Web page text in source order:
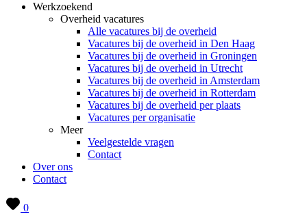
Werkzoekend
Overheid vacatures
Alle vacatures bij de overheid
Vacatures bij de overheid in Den Haag
Vacatures bij de overheid in Groningen
Vacatures bij de overheid in Utrecht
Vacatures bij de overheid in Amsterdam
Vacatures bij de overheid in Rotterdam
Vacatures bij de overheid per plaats
Vacatures per organisatie
Meer
Veelgestelde vragen
Contact
Over ons
Contact
0